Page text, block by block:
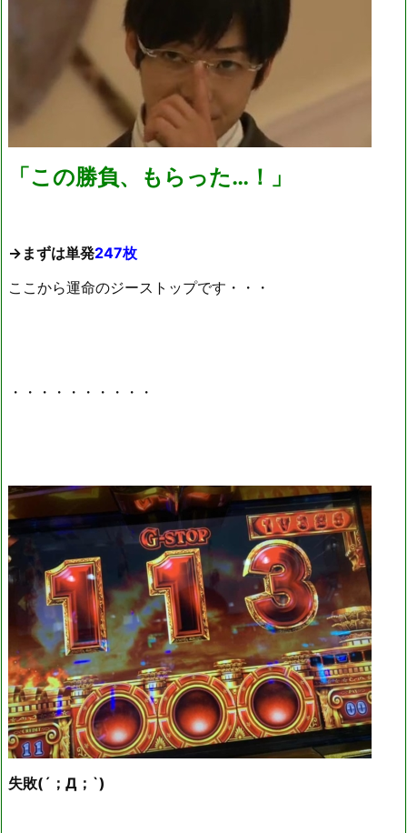
「この勝負、もらった…！」
→まずは単発247枚
ここから運命のジーストップです・・・
・・・・・・・・・・
失敗(´；Д；`)